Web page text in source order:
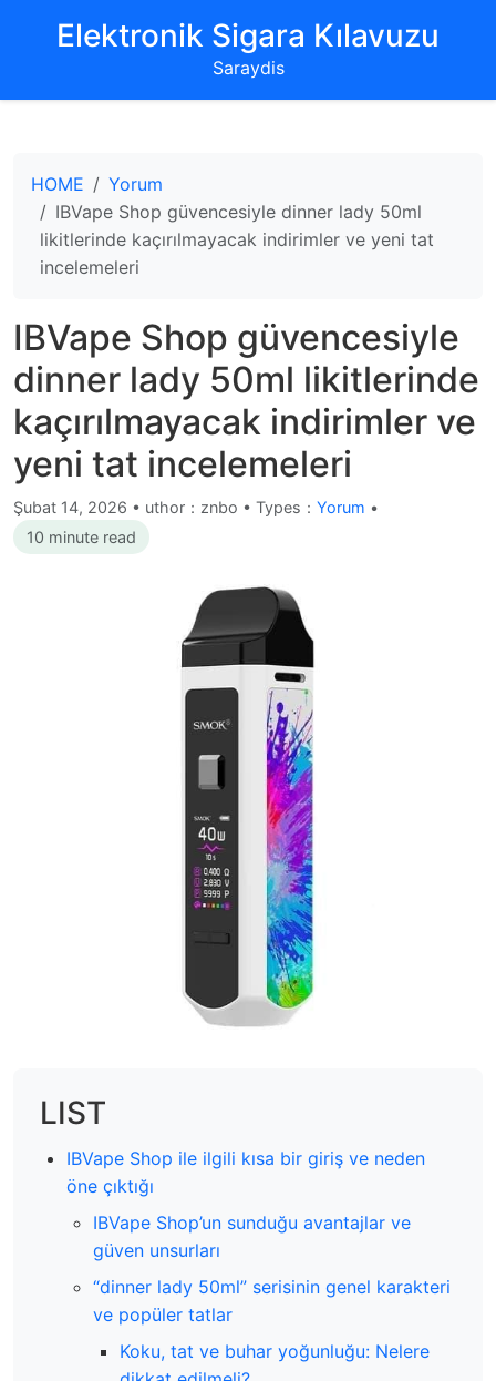
‌Elektronik Sigara Kılavuzu‌
Saraydis
HOME
Yorum
IBVape Shop güvencesiyle dinner lady 50ml
likitlerinde kaçırılmayacak indirimler ve yeni tat
incelemeleri
IBVape Shop güvencesiyle
dinner lady 50ml likitlerinde
kaçırılmayacak indirimler ve
yeni tat incelemeleri
Şubat 14, 2026 • uthor：znbo • Types： Yorum •
10 minute read
LIST
IBVape Shop ile ilgili kısa bir giriş ve neden
öne çıktığı
IBVape Shop’un sunduğu avantajlar ve
güven unsurları
“dinner lady 50ml” serisinin genel karakteri
ve popüler tatlar
Koku, tat ve buhar yoğunluğu: Nelere